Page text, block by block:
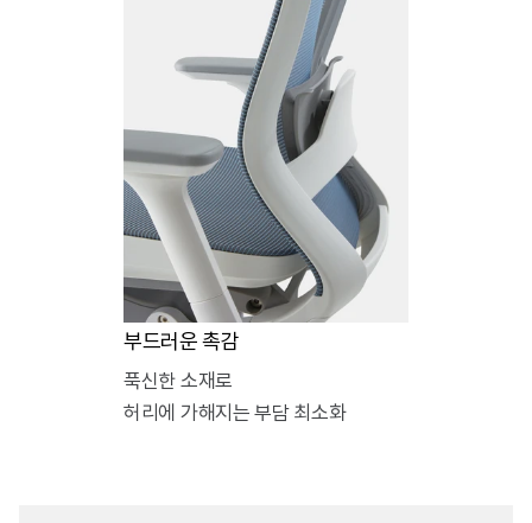
부드러운 촉감
푹신한 소재로
허리에 가해지는 부담 최소화